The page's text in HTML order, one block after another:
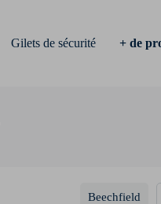
Gilets de sécurité + de
Beechfield